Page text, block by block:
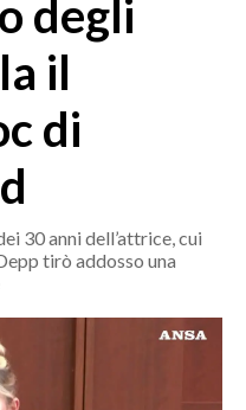
degli
il
di
30 anni dell’attrice, cui
tirò addosso una